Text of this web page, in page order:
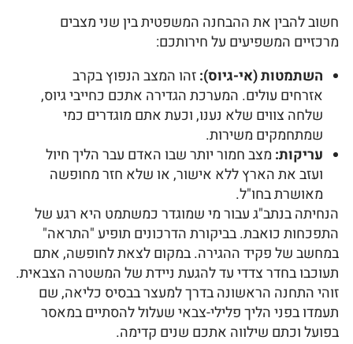
חשוב להבין את ההבחנה המשפטית בין שני מצבים
מרכזיים המשפיעים על חירותכם:
השתמטות (אי-גיוס):זהו המצב הנפוץ בקרב
אזרחים עולים. המערכת הגדירה אתכם כחייבי גיוס,
שלחה צווים שלא נענו, וכעת אתם מוגדרים כמי
שמתחמקים משירות.
עריקות: מצב חמור יותר שבו האדם עבר הליך חיול
ועזב את הארץ ללא אישור, או שלא חזר מחופשה
מאושרת בחו"ל.
הנחיתה בנתב"ג עבור מי שמוגדר כמשתמט היא רגע של
התפכחות כואבת. בביקורת הדרכונים תופיע "התראה"
במחשב של פקיד ההגירה. במקום לצאת לחופשה, אתם
תעוכבו בחדר צדדי עד להגעת ניידת של המשטרה הצבאית.
זוהי התחנה הראשונה בדרך למעצר בבסיס כליאה, שם
תעמדו בפני הליך פלילי-צבאי שעלול להסתיים במאסר
בפועל וכתם שילווה אתכם שנים קדימה.